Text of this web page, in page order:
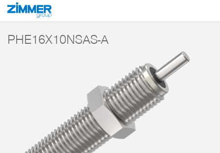
Démarrage Produits
PHE16X10NSAS-A